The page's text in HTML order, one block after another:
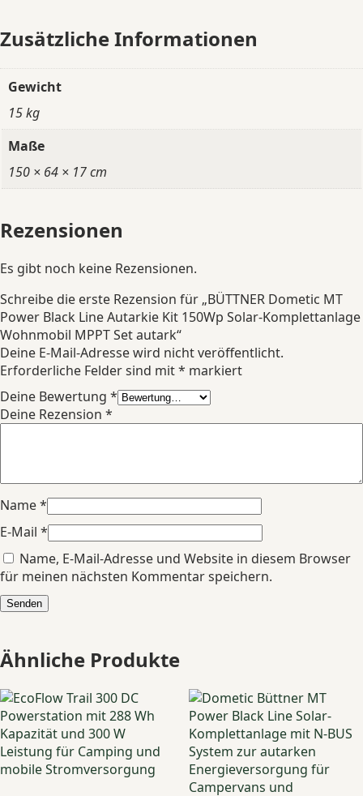
Zusätzliche Informationen
Gewicht
15 kg
Maße
150 × 64 × 17 cm
Rezensionen
Es gibt noch keine Rezensionen.
Schreibe die erste Rezension für „BÜTTNER Dometic MT
Power Black Line Autarkie Kit 150Wp Solar-Komplettanlage
Wohnmobil MPPT Set autark“
Deine E-Mail-Adresse wird nicht veröffentlicht.
Erforderliche Felder sind mit* markiert
Deine Bewertung *
Deine Rezension *
Name*
E-Mail *
Name, E-Mail-Adresse und Website in diesem Browser
für meinen nächsten Kommentar speichern.
Ähnliche Produkte